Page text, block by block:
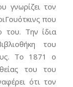
γνωρίζει τον
που
του. Την ίδια
του
Το 1871 ο
του του
ότι τον